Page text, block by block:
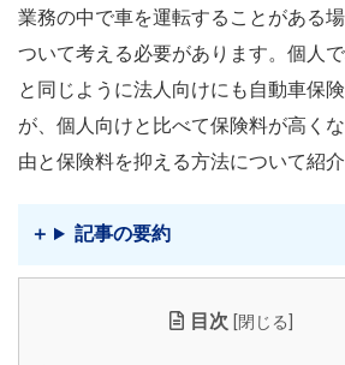
業務の中で車を運転することがある
ついて考える必要があります。個人
と同じように法人向けにも自動車保
が、個人向けと比べて保険料が高く
由と保険料を抑える方法について紹介
記事の要約
目次 閉じる